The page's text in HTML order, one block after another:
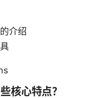
介绍
核心特点？